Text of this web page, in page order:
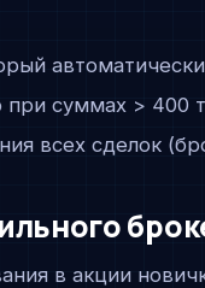
при суммах > 400
всех сделок
в акции